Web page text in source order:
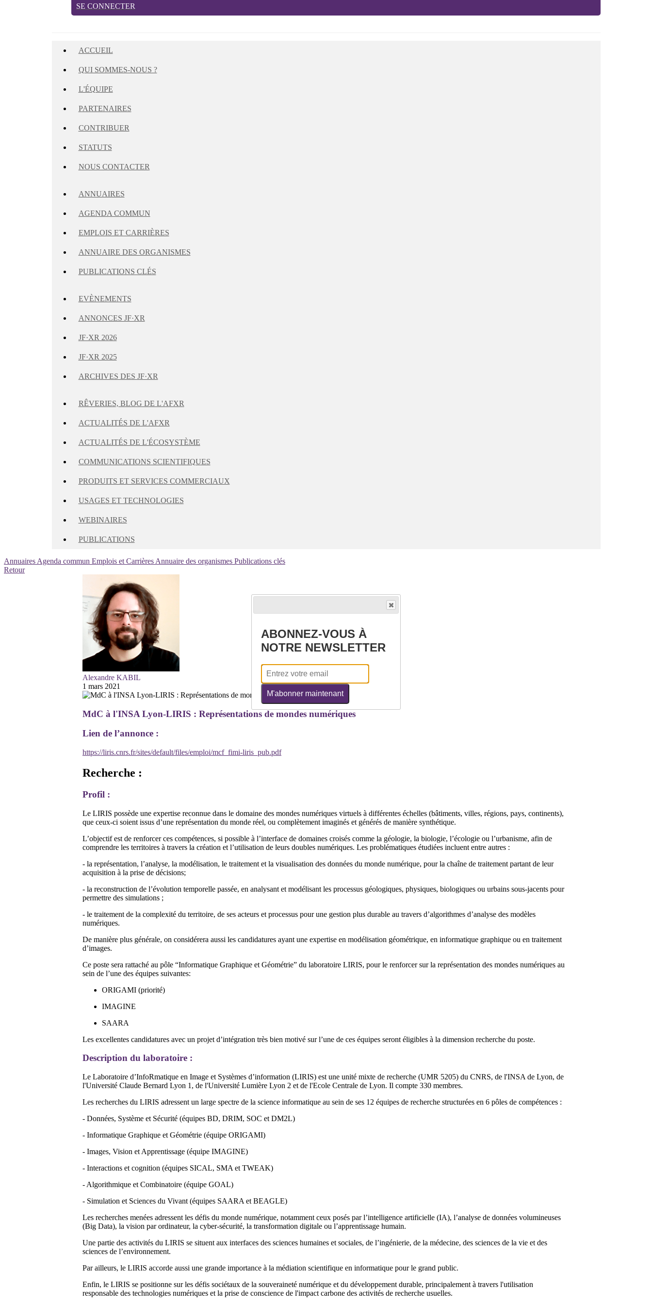
SE CONNECTER
ACCUEIL
QUI SOMMES-NOUS ?
L'ÉQUIPE
PARTENAIRES
CONTRIBUER
STATUTS
NOUS CONTACTER
ANNUAIRES
AGENDA COMMUN
EMPLOIS ET CARRIÈRES
ANNUAIRE DES ORGANISMES
PUBLICATIONS CLÉS
EVÈNEMENTS
ANNONCES JF·XR
JF·XR 2026
JF·XR 2025
ARCHIVES DES JF·XR
RÊVERIES, BLOG DE L'AFXR
ACTUALITÉS DE L'AFXR
ACTUALITÉS DE L'ÉCOSYSTÈME
COMMUNICATIONS SCIENTIFIQUES
PRODUITS ET SERVICES COMMERCIAUX
USAGES ET TECHNOLOGIES
WEBINAIRES
PUBLICATIONS
Annuaires Agenda commun Emplois et Carrières Annuaire des organismes Publications clés
Retour
Alexandre KABIL
1 mars 2021
MdC à l'INSA Lyon-LIRIS : Représentations de mondes numériques
Lien de l’annonce :
https://liris.cnrs.fr/sites/default/files/emploi/mcf_fimi-liris_pub.pdf
Recherche :
Profil :
Le LIRIS possède une expertise reconnue dans le domaine des mondes numériques virtuels à différentes échelles (bâtiments, villes, régions, pays, continents),
que ceux-ci soient issus d’une représentation du monde réel, ou complètement imaginés et générés de manière synthétique.
L’objectif est de renforcer ces compétences, si possible à l’interface de domaines croisés comme la géologie, la biologie, l’écologie ou l’urbanisme, afin de
comprendre les territoires à travers la création et l’utilisation de leurs doubles numériques. Les problématiques étudiées incluent entre autres :
- la représentation, l’analyse, la modélisation, le traitement et la visualisation des données du monde numérique, pour la chaîne de traitement partant de leur
acquisition à la prise de décisions;
- la reconstruction de l’évolution temporelle passée, en analysant et modélisant les processus géologiques, physiques, biologiques ou urbains sous-jacents pour
permettre des simulations ;
- le traitement de la complexité du territoire, de ses acteurs et processus pour une gestion plus durable au travers d’algorithmes d’analyse des modèles
numériques.
De manière plus générale, on considérera aussi les candidatures ayant une expertise en modélisation géométrique, en informatique graphique ou en traitement
d’images.
Ce poste sera rattaché au pôle “Informatique Graphique et Géométrie” du laboratoire LIRIS, pour le renforcer sur la représentation des mondes numériques au
sein de l’une des équipes suivantes:
ORIGAMI (priorité)
IMAGINE
SAARA
Les excellentes candidatures avec un projet d’intégration très bien motivé sur l’une de ces équipes seront éligibles à la dimension recherche du poste.
Description du laboratoire :
Le Laboratoire d’InfoRmatique en Image et Systèmes d’information (LIRIS) est une unité mixte de recherche (UMR 5205) du CNRS, de l'INSA de Lyon, de
l'Université Claude Bernard Lyon 1, de l'Université Lumière Lyon 2 et de l'Ecole Centrale de Lyon. Il compte 330 membres.
Les recherches du LIRIS adressent un large spectre de la science informatique au sein de ses 12 équipes de recherche structurées en 6 pôles de compétences :
- Données, Système et Sécurité (équipes BD, DRIM, SOC et DM2L)
- Informatique Graphique et Géométrie (équipe ORIGAMI)
- Images, Vision et Apprentissage (équipe IMAGINE)
- Interactions et cognition (équipes SICAL, SMA et TWEAK)
- Algorithmique et Combinatoire (équipe GOAL)
- Simulation et Sciences du Vivant (équipes SAARA et BEAGLE)
Les recherches menées adressent les défis du monde numérique, notamment ceux posés par l’intelligence artificielle (IA), l’analyse de données volumineuses
(Big Data), la vision par ordinateur, la cyber-sécurité, la transformation digitale ou l’apprentissage humain.
Une partie des activités du LIRIS se situent aux interfaces des sciences humaines et sociales, de l’ingénierie, de la médecine, des sciences de la vie et des
sciences de l’environnement.
Par ailleurs, le LIRIS accorde aussi une grande importance à la médiation scientifique en informatique pour le grand public.
Enfin, le LIRIS se positionne sur les défis sociétaux de la souveraineté numérique et du développement durable, principalement à travers l'utilisation
responsable des technologies numériques et la prise de conscience de l'impact carbone des activités de recherche usuelles.
ABONNEZ-VOUS À
NOTRE NEWSLETTER
M'abonner maintenant